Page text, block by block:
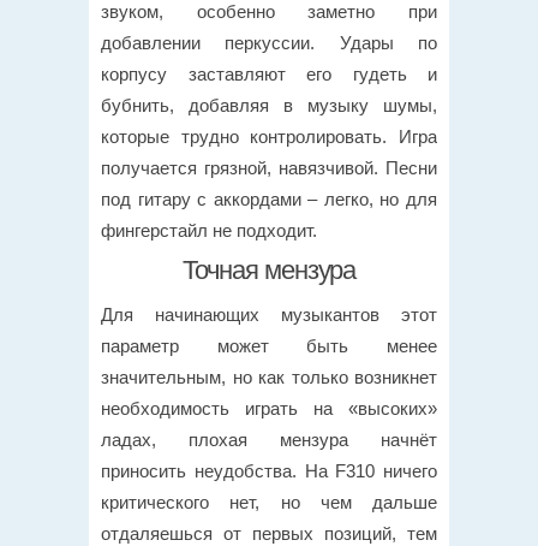
звуком, особенно заметно при
добавлении перкуссии. Удары по
корпусу заставляют его гудеть и
бубнить, добавляя в музыку шумы,
которые трудно контролировать. Игра
получается грязной, навязчивой. Песни
под гитару с аккордами – легко, но для
фингерстайл не подходит.
Точная мензура
Для начинающих музыкантов этот
параметр может быть менее
значительным, но как только возникнет
необходимость играть на «высоких»
ладах, плохая мензура начнёт
приносить неудобства. На F310 ничего
критического нет, но чем дальше
отдаляешься от первых позиций, тем